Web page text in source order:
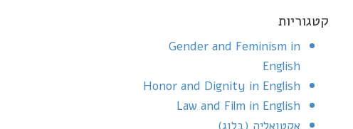
קטגוריות
Gender and Feminism in
English
Honor and Dignity in English
Law and Film in English